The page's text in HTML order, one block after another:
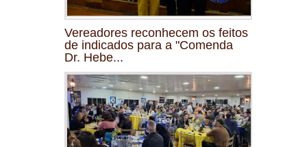
Vereadores reconhecem os feitos
de indicados para a "Comenda
Dr. Hebe...